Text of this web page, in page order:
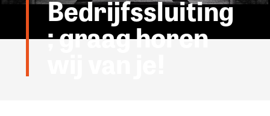
Bedrijfssluiting
; graag horen